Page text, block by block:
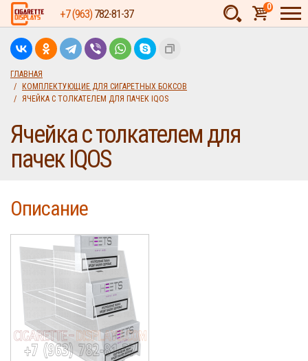
+7 (963)782-81-37 0
ГЛАВНАЯ
КОМПЛЕКТУЮЩИЕ ДЛЯ СИГАРЕТНЫХ БОКСОВ
ЯЧЕЙКА С ТОЛКАТЕЛЕМ ДЛЯ ПАЧЕК IQOS
Ячейка с толкателем для
пачек IQOS
Описание